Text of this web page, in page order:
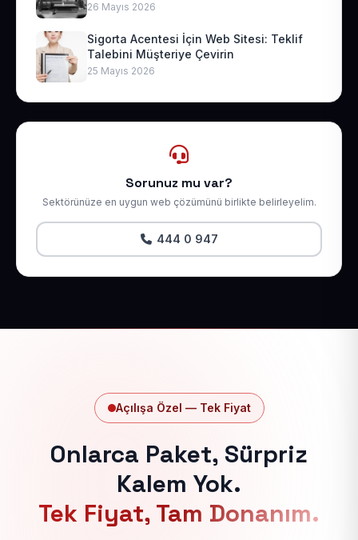
26 Mayıs 2026
Sigorta Acentesi İçin Web Sitesi: Teklif
Talebini Müşteriye Çevirin
25 Mayıs 2026
Sorunuz mu var?
Sektörünüze en uygun web çözümünü birlikte belirleyelim.
444 0 947
Açılışa Özel — Tek Fiyat
Onlarca Paket, Sürpriz
Kalem Yok.
Tek Fiyat, Tam Donanım.